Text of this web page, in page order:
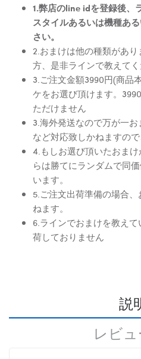
1.弊店のline idを登録後、
スタイルあるいは機種あ
さい。
2.おまけは他の種類があ
方、是非ラインで教えてく
3.ご注文金額3990円(商品
ケをお選び頂けます。
ただけません
3.海外発送なので万が一
など対応致しかねますので
4.もしお選び頂いたおま
らは勝てにランダムで同
います。
5.ご注文出荷準備の場合
ねます。
6.ラインでおまけを教え
荷しておりません
説
レビ